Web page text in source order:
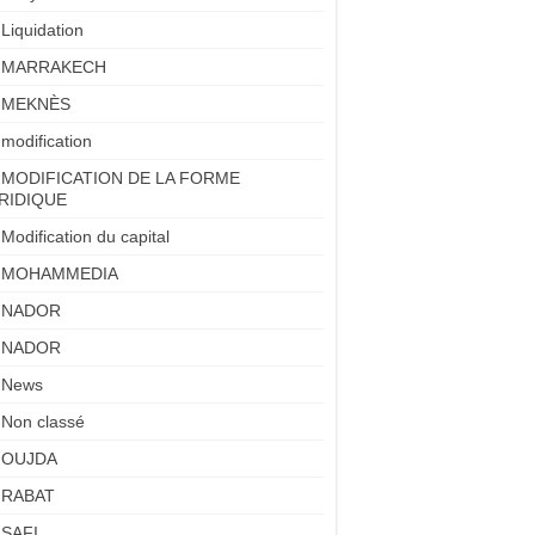
Liquidation
MARRAKECH
MEKNÈS
modification
MODIFICATION DE LA FORME
Modification du capital
MOHAMMEDIA
NADOR
NADOR
News
Non classé
OUJDA
RABAT